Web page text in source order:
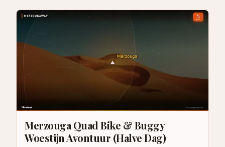
Merzouga Quad Bike & Buggy
Woestijn Avontuur (Halve Dag)